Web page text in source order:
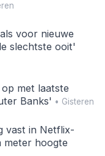
voor nieuwe
slechtste ooit'
met laatste
Banks' • Gisteren
vast in Netflix-
meter hoogte